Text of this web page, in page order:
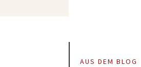
AUS DEM BLOG